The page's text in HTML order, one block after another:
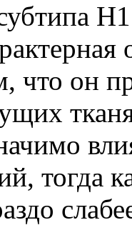
что он
тогда